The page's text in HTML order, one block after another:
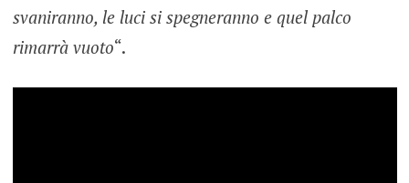
svaniranno, le luci si spegneranno e quel palco
rimarrà vuoto“.